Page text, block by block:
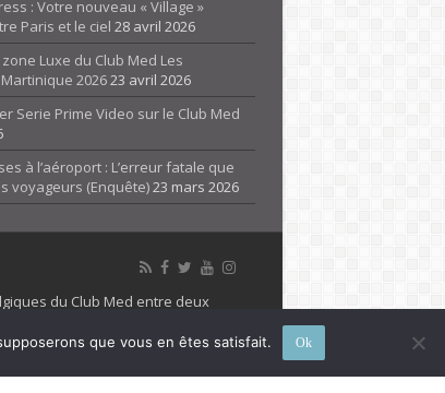
: Votre nouveau « Village »
Paris et le ciel 28 avril 2026
Luxe du Club Med Les
202623 avril 2026
Serie Prime Video sur le Club Med
à l’aéroport : L’erreur fatale que
voyageurs (Enquête)23 mars 2026
du Club Med entre deux
de son détenteur respectif. Le site
Med, Tous droits réservés - 2026
que vous en êtes satisfait. Ok